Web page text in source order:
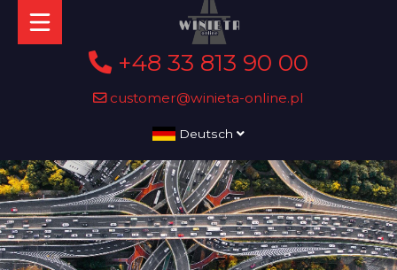
+48 33 813 90 00
customer@winieta-online.pl
Deutsch